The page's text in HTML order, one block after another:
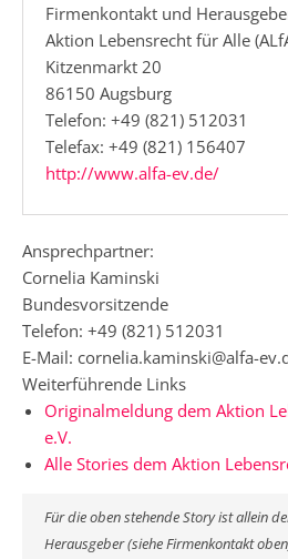
Firmenkontakt und
Aktion Lebensrecht für Alle
Kitzenmarkt 20
86150 Augsburg
Telefon: +49 (821) 512031
Telefax: +49 (821) 156407
http://www.alfa-ev.de/
Ansprechpartner:
Cornelia Kaminski
Bundesvorsitzende
Telefon: +49 (821) 512031
E-Mail: cornelia.kaminski@alfa-
Weiterführende Links
Originalmeldung dem Aktion
e.V.
Alle Stories dem Aktion
Für die oben stehende Story ist allein
Herausgeber (siehe Firmenkontakt